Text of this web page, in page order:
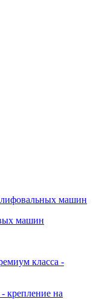
машин
машин
класса -
крепление на